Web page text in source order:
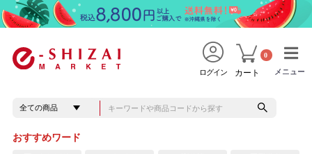
メニュー
メニュー
ログイン カート
0
おすすめワード